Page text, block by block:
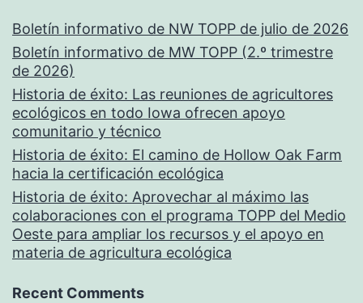
Boletín informativo de NW TOPP de julio de 2026
Boletín informativo de MW TOPP (2.º trimestre
de 2026)
Historia de éxito: Las reuniones de agricultores
ecológicos en todo Iowa ofrecen apoyo
comunitario y técnico
Historia de éxito: El camino de Hollow Oak Farm
hacia la certificación ecológica
Historia de éxito: Aprovechar al máximo las
colaboraciones con el programa TOPP del Medio
Oeste para ampliar los recursos y el apoyo en
materia de agricultura ecológica
Recent Comments